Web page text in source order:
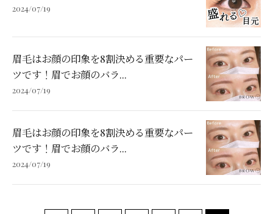
2024/07/19
眉毛はお顔の印象を8割決める重要なパー
ツです！眉でお顔のバラ...
2024/07/19
眉毛はお顔の印象を8割決める重要なパー
ツです！眉でお顔のバラ...
2024/07/19